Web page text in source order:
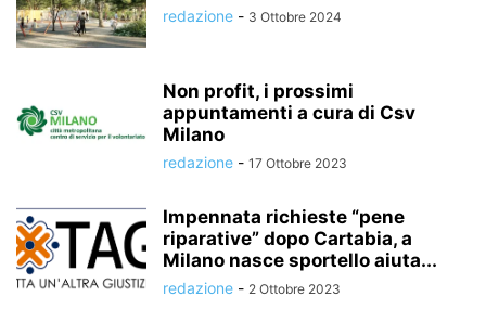
redazione - 3 Ottobre 2024
Non profit, i prossimi
appuntamenti a cura di Csv
Milano
redazione - 17 Ottobre 2023
Impennata richieste “pene
riparative” dopo Cartabia, a
Milano nasce sportello aiuta...
redazione - 2 Ottobre 2023